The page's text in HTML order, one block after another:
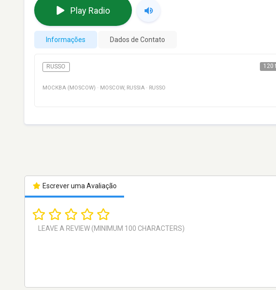
Play Radio
Informações Dados de Contato
RUSSO 120
МОСКВА (MOSCOW) · MOSCOW, RUSSIA · RUSSO
Escrever uma Avaliação